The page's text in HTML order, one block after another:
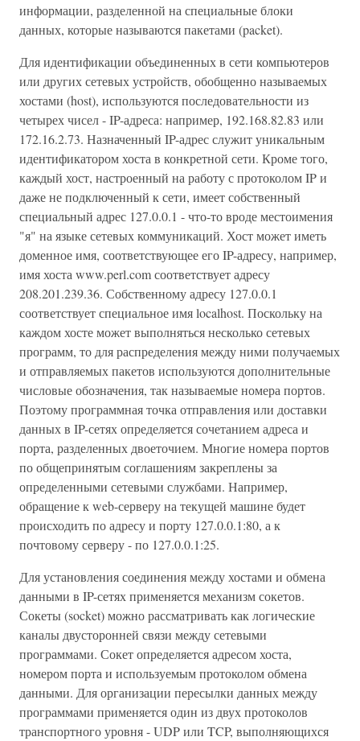
информации, разделенной на специальные блоки
данных, которые называются пакетами (packet).
Для идентификации объединенных в сети компьютеров
или других сетевых устройств, обобщенно называемых
хостами (host), используются последовательности из
четырех чисел - IP-адреса: например, 192.168.82.83 или
172.16.2.73. Назначенный IP-адрес служит уникальным
идентификатором хоста в конкретной сети. Кроме того,
каждый хост, настроенный на работу с протоколом IP и
даже не подключенный к сети, имеет собственный
специальный адрес 127.0.0.1 - что-то вроде местоимения
"я" на языке сетевых коммуникаций. Хост может иметь
доменное имя, соответствующее его IP-адресу, например,
имя хоста www.perl.com соответствует адресу
208.201.239.36. Собственному адресу 127.0.0.1
соответствует специальное имя localhost. Поскольку на
каждом хосте может выполняться несколько сетевых
программ, то для распределения между ними получаемых
и отправляемых пакетов используются дополнительные
числовые обозначения, так называемые номера портов.
Поэтому программная точка отправления или доставки
данных в IP-сетях определяется сочетанием адреса и
порта, разделенных двоеточием. Многие номера портов
по общепринятым соглашениям закреплены за
определенными сетевыми службами. Например,
обращение к web-серверу на текущей машине будет
происходить по адресу и порту 127.0.0.1:80, а к
почтовому серверу - по 127.0.0.1:25.
Для установления соединения между хостами и обмена
данными в IP-сетях применяется механизм сокетов.
Сокеты (socket) можно рассматривать как логические
каналы двусторонней связи между сетевыми
программами. Сокет определяется адресом хоста,
номером порта и используемым протоколом обмена
данными. Для организации пересылки данных между
программами применяется один из двух протоколов
транспортного уровня - UDP или TCP, выполняющихся